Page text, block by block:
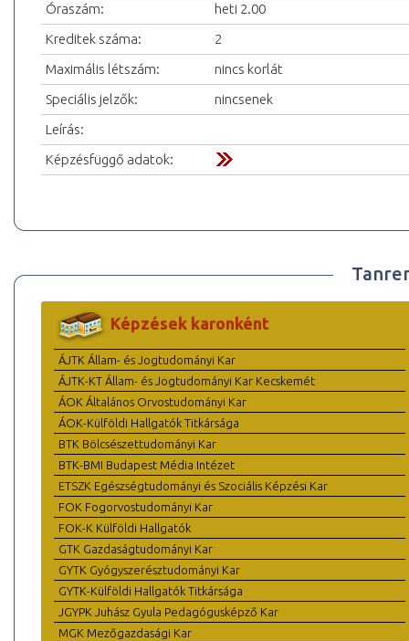
Óraszám:
heti 2.00
Kreditek száma:
2
Maximális létszám:
nincs korlát
Speciális jelzők:
nincsenek
Leírás:
Képzésfüggő adatok:
Képzések karonként
ÁJTK Állam- és Jogtudományi Kar
ÁJTK-KT Állam- és Jogtudományi Kar Kecskemét
ÁOK Általános Orvostudományi Kar
ÁOK-Külföldi Hallgatók Titkársága
BTK Bölcsészettudományi Kar
BTK-BMI Budapest Média Intézet
ETSZK Egészségtudományi és Szociális Képzési Kar
FOK Fogorvostudományi Kar
FOK-K Külföldi Hallgatók
GTK Gazdaságtudományi Kar
GYTK Gyógyszerésztudományi Kar
GYTK-Külföldi Hallgatók Titkársága
JGYPK Juhász Gyula Pedagógusképző Kar
MGK Mezőgazdasági Kar